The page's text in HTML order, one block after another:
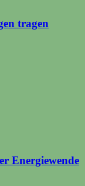
tragen
Energiewende